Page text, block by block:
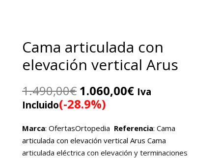
Cama articulada con
elevación vertical Arus
1.490,00€ El
precio
original
era:
1.490,00€.
1.060,00€El
es:
1.060,00€.
Iva
Incluido(-28.9%)
Marca: OfertasOrtopedia Referencia: Cama
articulada con elevación vertical Arus Cama
articulada eléctrica con elevación y terminaciones